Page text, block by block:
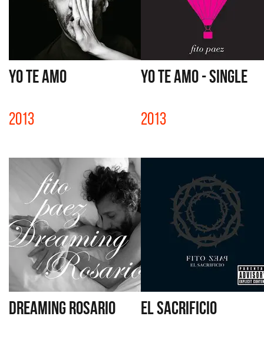
YO TE AMO
2013
YO TE AMO - SINGLE
2013
DREAMING ROSARIO EL SACRIFICIO